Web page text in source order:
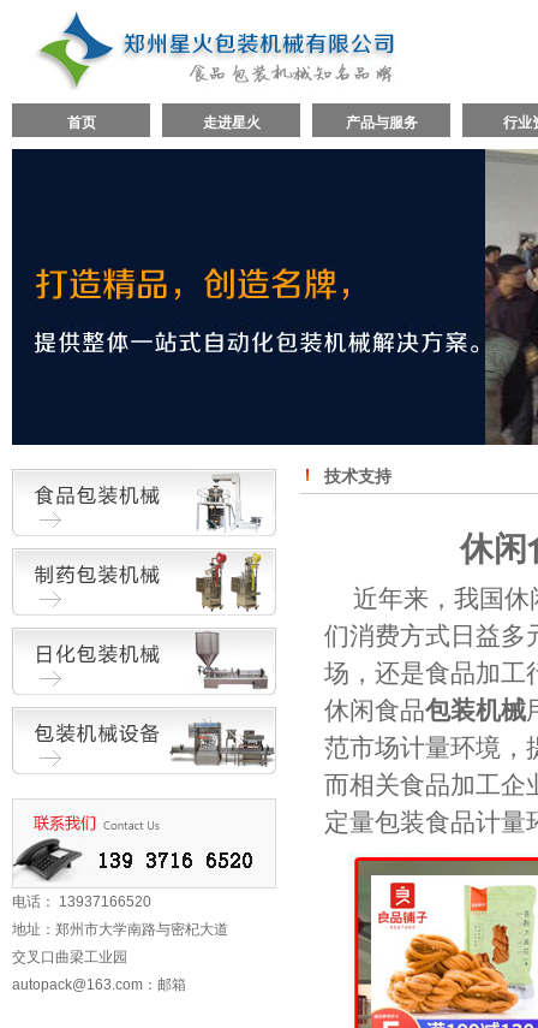
首页 走进星火 产品与服务 行业
电话： 13937166520
地址：郑州市大学南路与密杞大道
交叉口曲梁工业园
autopack@163.com ：邮箱
技术支持
休闲
近年来，我国
们消费方式日益多
场，还是食品加工
休闲食品包装机械
范市场计量环境，
而相关食品加工企
定量包装食品计量